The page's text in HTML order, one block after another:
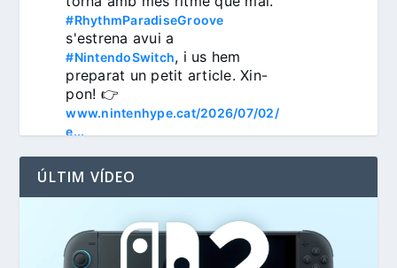
#RhythmParadiseGroove
#NintendoSwitch, i us hem
preparat un petit article. Xin-
www.nintenhype.cat/2026/07/02/
e...
ÚLTIM VÍDEO